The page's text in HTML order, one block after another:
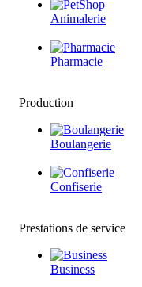
Animalerie
Pharmacie
Production
Boulangerie
Confiserie
Prestations de service
Business